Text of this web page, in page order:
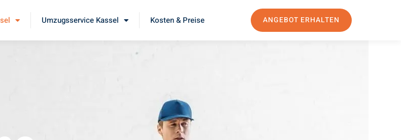
Umzugsservice Kassel Kosten & Preise ANGEBOT ERHALTEN